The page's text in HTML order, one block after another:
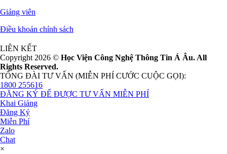
Giảng viên
Điều khoản chính sách
LIÊN KẾT
Copyright 2026 © Học Viện Công Nghệ Thông Tin Á Âu. All
Rights Reserved.
TỔNG ĐÀI TƯ VẤN (MIỄN PHÍ CƯỚC CUỘC GỌI):
1800 255616
ĐĂNG KÝ ĐỂ ĐƯỢC TƯ VẤN MIỄN PHÍ
Khai Giảng
Đăng Ký
Miễn Phí
Zalo
Chat
×